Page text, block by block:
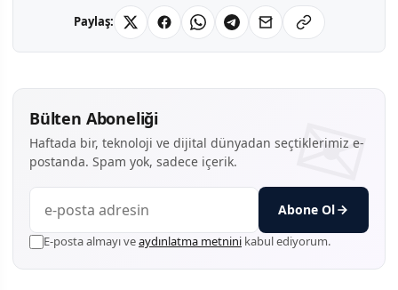
Paylaş:
Bülten Aboneliği
Haftada bir, teknoloji ve dijital dünyadan seçtiklerimiz e-
postanda. Spam yok, sadece içerik.
Abone Ol
E-posta almayı veaydınlatma metnini kabul ediyorum.